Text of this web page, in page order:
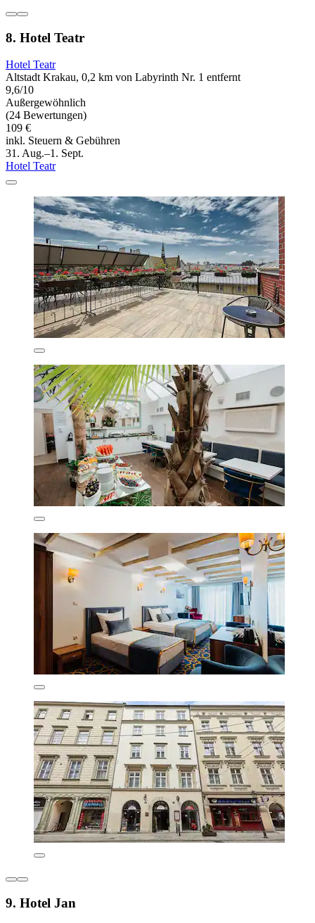
8. Hotel Teatr
Hotel Teatr
Altstadt Krakau, 0,2 km von Labyrinth Nr. 1 entfernt
9,6/10
Außergewöhnlich
(24 Bewertungen)
109 €
inkl. Steuern & Gebühren
31. Aug.–1. Sept.
Hotel Teatr
9. Hotel Jan